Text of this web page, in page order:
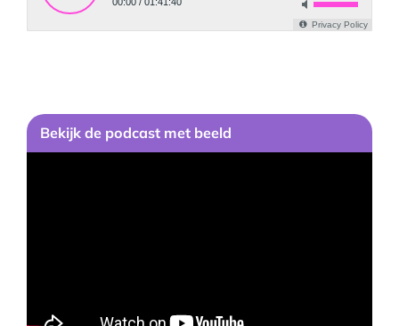
Bekijk de podcast met beeld